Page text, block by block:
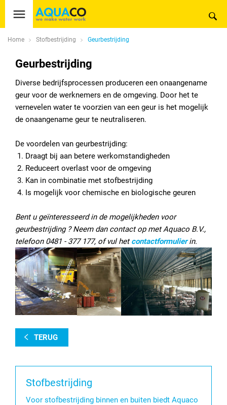
Home Stofbestrijding Geurbestrijding
Geurbestrijding
Diverse bedrijfsprocessen produceren een onaangename
geur voor de werknemers en de omgeving. Door het te
vernevelen water te voorzien van een geur is het mogelijk
de onaangename geur te neutraliseren.
De voordelen van geurbestrijding:
Draagt bij aan betere werkomstandigheden
Reduceert overlast voor de omgeving
Kan in combinatie met stofbestrijding
Is mogelijk voor chemische en biologische geuren
Bent u geïnteresseerd in de mogelijkheden voor
geurbestrijding ? Neem dan contact op met Aquaco B.V.,
telefoon 0481 - 377 177, of vul hetcontactformulier in.
TERUG
Stofbestrijding
Voor stofbestrijding binnen en buiten biedt Aquaco